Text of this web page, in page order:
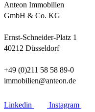
Anteon Immobilien
GmbH & Co. KG
Ernst-Schneider-Platz 1
40212 Düsseldorf
+49 (0)211 58 58 89-0
immobilien@anteon.de
Linkedin Instagram